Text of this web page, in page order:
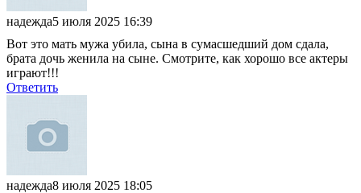
надежда5 июля 2025 16:39
Вот это мать мужа убила, сына в сумасшедший дом сдала,
брата дочь женила на сыне. Смотрите, как хорошо все актеры
играют!!!
Ответить
надежда8 июля 2025 18:05